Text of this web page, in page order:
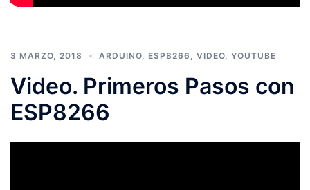
3 MARZO, 2018 ARDUINO ESP8266 VIDEO YOUTUBE
Video. Primeros Pasos con
ESP8266